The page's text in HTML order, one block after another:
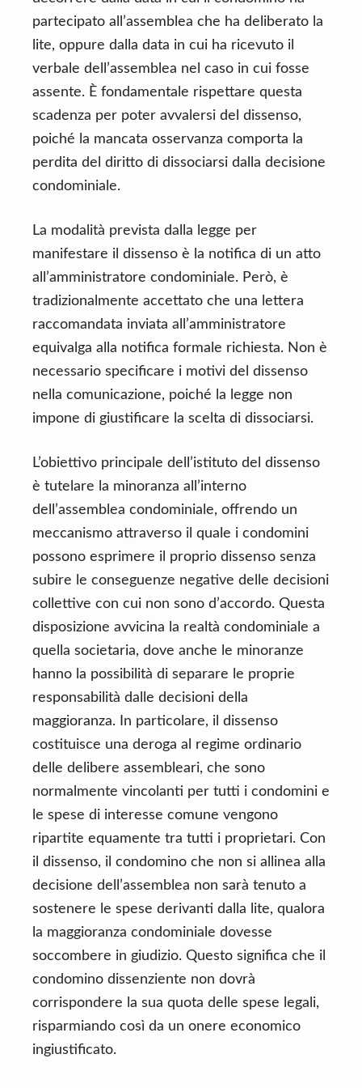
partecipato all’assemblea che ha deliberato la
lite, oppure dalla data in cui ha ricevuto il
verbale dell’assemblea nel caso in cui fosse
assente. È fondamentale rispettare questa
scadenza per poter avvalersi del dissenso,
poiché la mancata osservanza comporta la
perdita del diritto di dissociarsi dalla decisione
condominiale.
La modalità prevista dalla legge per
manifestare il dissenso è la notifica di un atto
all’amministratore condominiale. Però, è
tradizionalmente accettato che una lettera
raccomandata inviata all’amministratore
equivalga alla notifica formale richiesta. Non è
necessario specificare i motivi del dissenso
nella comunicazione, poiché la legge non
impone di giustificare la scelta di dissociarsi.
L’obiettivo principale dell’istituto del dissenso
è tutelare la minoranza all’interno
dell’assemblea condominiale, offrendo un
meccanismo attraverso il quale i condomini
possono esprimere il proprio dissenso senza
subire le conseguenze negative delle decisioni
collettive con cui non sono d’accordo. Questa
disposizione avvicina la realtà condominiale a
quella societaria, dove anche le minoranze
hanno la possibilità di separare le proprie
responsabilità dalle decisioni della
maggioranza. In particolare, il dissenso
costituisce una deroga al regime ordinario
delle delibere assembleari, che sono
normalmente vincolanti per tutti i condomini e
le spese di interesse comune vengono
ripartite equamente tra tutti i proprietari. Con
il dissenso, il condomino che non si allinea alla
decisione dell’assemblea non sarà tenuto a
sostenere le spese derivanti dalla lite, qualora
la maggioranza condominiale dovesse
soccombere in giudizio. Questo significa che il
condomino dissenziente non dovrà
corrispondere la sua quota delle spese legali,
risparmiando così da un onere economico
ingiustificato.